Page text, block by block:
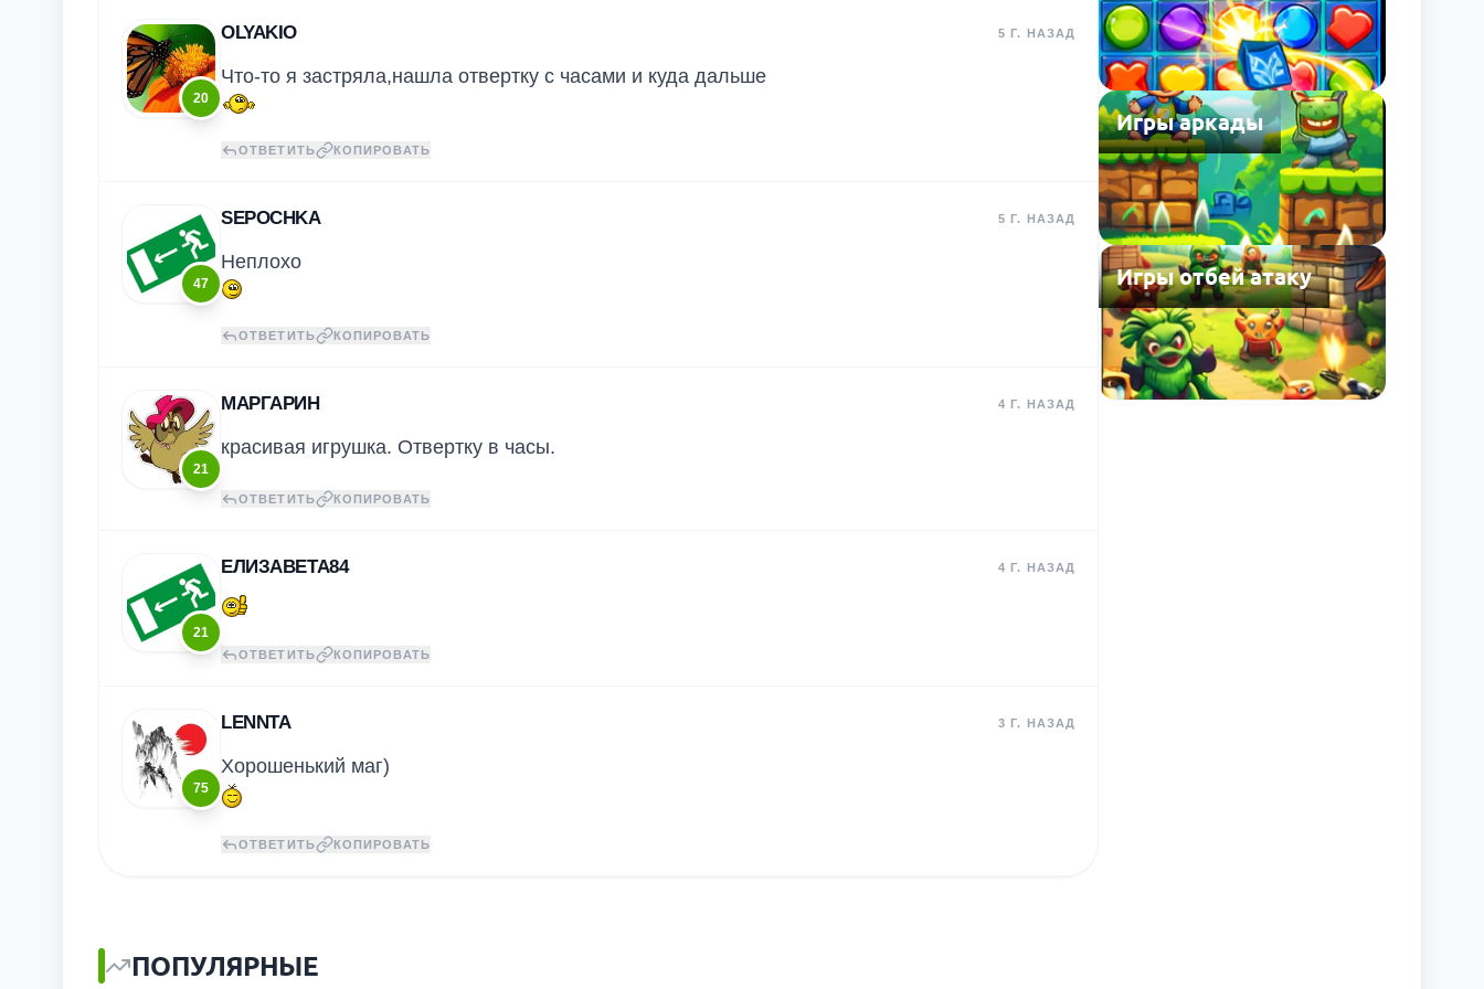
20
OLYAKIO 5 Г. НАЗАД
Что-то я застряла,нашла отвертку с часами и куда дальше
ОТВЕТИТЬ КОПИРОВАТЬ
47
SEPOCHKA 5 Г. НАЗАД
Неплохо
ОТВЕТИТЬ КОПИРОВАТЬ
21
МАРГАРИН 4 Г. НАЗАД
красивая игрушка. Отвертку в часы.
ОТВЕТИТЬ КОПИРОВАТЬ
21
ЕЛИЗАВЕТА84 4 Г. НАЗАД
ОТВЕТИТЬ КОПИРОВАТЬ
75
LENNTA 3 Г. НАЗАД
Хорошенький маг)
ОТВЕТИТЬ КОПИРОВАТЬ
ПОПУЛЯРНЫЕ
Игры аркады
Игры отбей атаку